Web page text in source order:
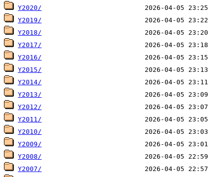
Y2020/
Y2019/
Y2018/
Y2017/
Y2016/
Y2015/
Y2014/
Y2013/
Y2012/
Y2011/
Y2010/
Y2009/
Y2008/
Y2007/